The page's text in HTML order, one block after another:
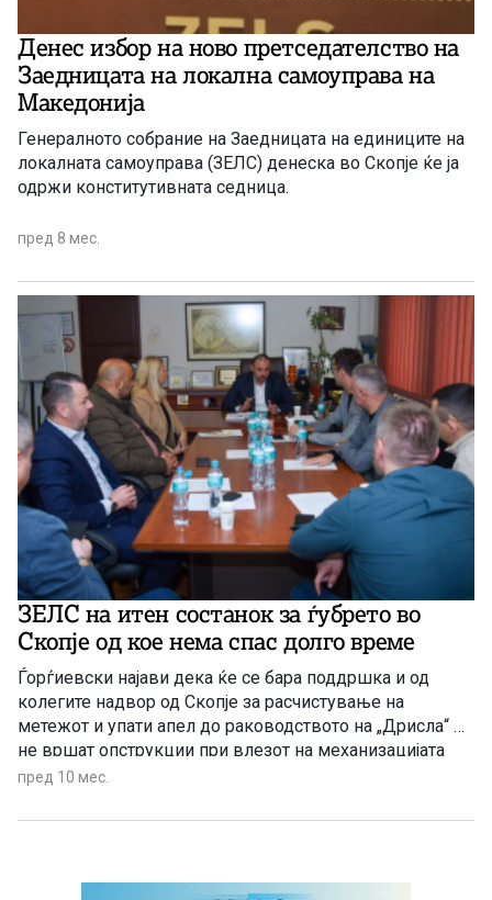
Денес избор на ново претседателство на
Заедницата на локална самоуправа на
Македонија
Генералното собрание на Заедницата на единиците на
локалната самоуправа (ЗЕЛС) денеска во Скопје ќе ја
одржи конститутивната седница.
пред 8 мес.
ЗЕЛС на итен состанок за ѓубрето во
Скопје од кое нема спас долго време
Ѓорѓиевски најави дека ќе се бара поддршка и од
колегите надвор од Скопје за расчистување на
метежот и упати апел до раководството на „Дрисла“ да
не вршат опструкции при влезот на механизацијата
која ќе го транспортира отпадот.
пред 10 мес.